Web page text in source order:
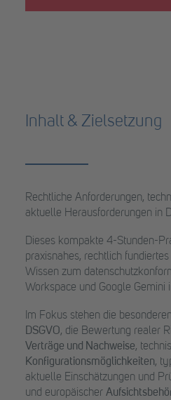
Inhalt & Zielsetzung
Rechtliche Anforderungen,
aktuelle Herausforderungen in
Dieses kompakte 4-Stunden-
praxisnahes, rechtlich
Wissen zum
Workspace und Google Gemini
Im Fokus stehen die
DSGVO, die Bewertung realer
Verträge und Nachweise,
Konfigurationsmöglichkeiten,
aktuelle Einschätzungen und
und europäischer